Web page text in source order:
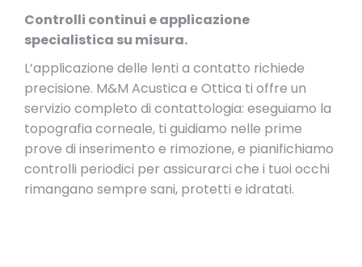
Controlli continui e applicazione
specialistica su misura.
L’applicazione delle lenti a contatto richiede
precisione. M&M Acustica e Ottica ti offre un
servizio completo di contattologia: eseguiamo la
topografia corneale, ti guidiamo nelle prime
prove di inserimento e rimozione, e pianifichiamo
controlli periodici per assicurarci che i tuoi occhi
rimangano sempre sani, protetti e idratati.